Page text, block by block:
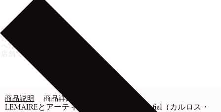
配送・返品
お手入れ方法
ヘルプ・サポート
店舗で在庫を確認
商品説明 商品詳細
LEMAIREとアーティストであるCarlos Peñafiel（カルロス・